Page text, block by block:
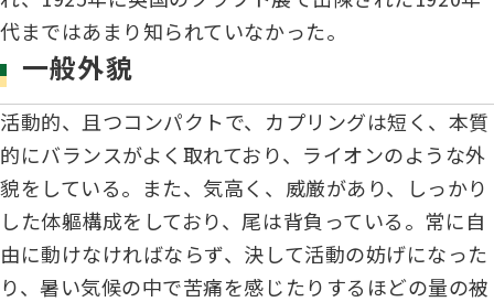
犬種別犬籍登録頭数
長寿犬表彰について
災害救助犬の育成
ジャックブログ
股関節形成不全症(HD)と肘関節異形成症(ED)について
人工授精について
子犬を繁殖した方へ 〜 子犬の正式な名前のつけ方
BH
ドッグダンス
トリミング競技会
代まではあまり知られていなかった。
一般外貌
活動的、且つコンパクトで、カプリングは短く、本質
的にバランスがよく取れており、ライオンのような外
貌をしている。また、気高く、威厳があり、しっかり
した体軀構成をしており、尾は背負っている。常に自
由に動けなければならず、決して活動の妨げになった
り、暑い気候の中で苦痛を感じたりするほどの量の被